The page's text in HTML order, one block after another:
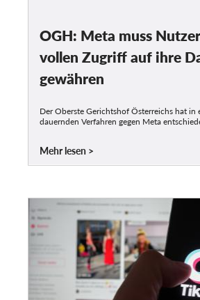
OGH: Meta muss
vollen Zugriff auf ihre
gewähren
Der Oberste Gerichtshof Österreichs hat in
dauernden Verfahren gegen Meta
Mehr lesen